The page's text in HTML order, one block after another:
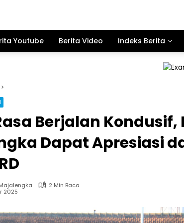
Youtube Berita Video Indeks Berita
Berjalan Kondusif,
Dapat Apresiasi
2 Min Baca
2025